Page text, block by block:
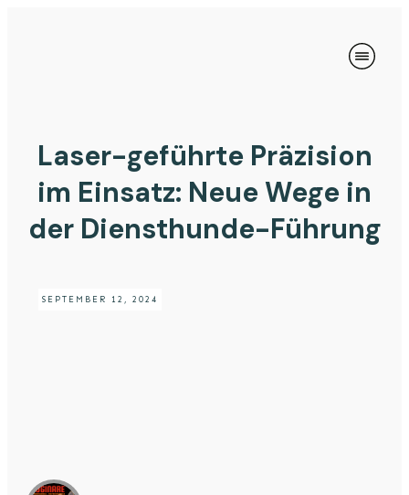
Laser-geführte Präzision
im Einsatz: Neue Wege in
der Diensthunde-Führung
SEPTEMBER 12, 2024